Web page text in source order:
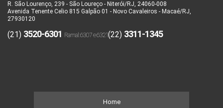
R. São Lourenço, 239 - São Loureço - Niterói/RJ, 24060-008
Avenida Tenente Celio 815 Galpão 01 - Novo Cavaleiros - Macaé/RJ,
27930120
(21) 3520-6301 (22) 3311-1345
Home